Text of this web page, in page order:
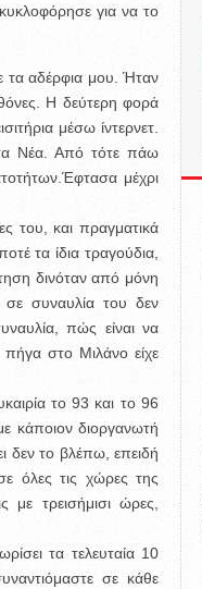
για να το
τα αδέρφια μου. Ήταν
Η δεύτερη φορά
μέσω ίντερνετ.
Νέα. Από τότε πάω
μέχρι
του, και πραγματικά
τα ίδια τραγούδια,
δινόταν από μόνη
συναυλία του δεν
πώς είναι να
στο Μιλάνο είχε
το 93 και το 96
κάποιον διοργανωτή
δεν το βλέπω, επειδή
όλες τις χώρες της
με τρεισήμισι ώρες,
τα τελευταία 10
σε κάθε